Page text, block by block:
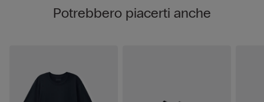
Potrebbero piacerti anche